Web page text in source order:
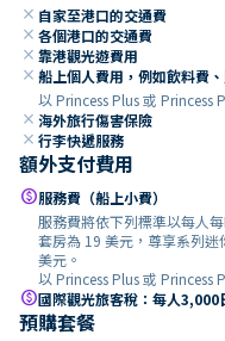
close 自家至港口的交通費
close 各個港口的交通費
close 靠港觀光遊費用
close 船上個人費用，例如飲料費
以 Princess Plus 或 Princess
close 海外旅行傷害保險
close 行李快遞服務
額外支付費用
paid服務費（船上小費）
服務費將依下列標準以每人
套房為 19 美元，尊享系列
美元。
以 Princess Plus 或 Princess
paid國際觀光旅客稅：每人
預購套餐